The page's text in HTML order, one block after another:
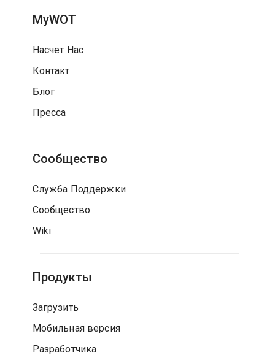
MyWOT
Насчет Нас
Контакт
Блог
Пресса
Сообщество
Служба Поддержки
Сообщество
Wiki
Продукты
Загрузить
Мобильная версия
Разработчика